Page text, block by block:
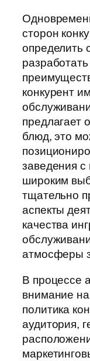
сторон
определить
конкурент
предлагает
блюд, это
заведения
широким
тщательно
аспекты
качества
атмосферы
В процессе
внимание
политика
аудитория,